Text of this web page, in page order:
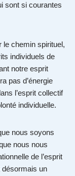
sont si courantes
chemin spirituel,
individuels de
notre esprit
pas d’énergie
l’esprit collectif
individuelle.
nous soyons
nous nous
de l’esprit
désormais un